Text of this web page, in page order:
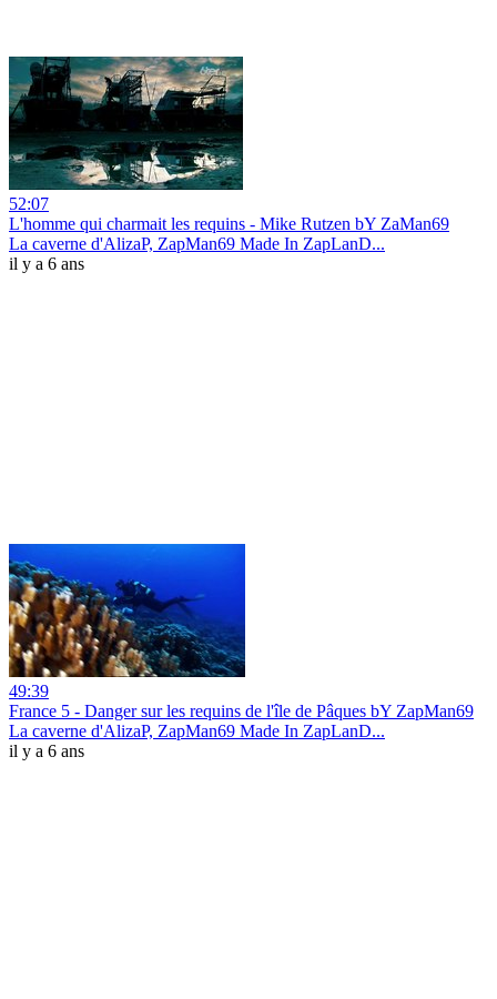
52:07
L'homme qui charmait les requins - Mike Rutzen bY ZaMan69
La caverne d'AlizaP, ZapMan69 Made In ZapLanD...
il y a 6 ans
49:39
France 5 - Danger sur les requins de l'île de Pâques bY ZapMan69
La caverne d'AlizaP, ZapMan69 Made In ZapLanD...
il y a 6 ans